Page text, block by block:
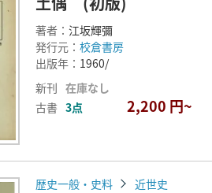
著者： 江坂輝彌
発行元： 校倉書房
出版年： 1960/
新刊 在庫なし
古書 3点 2,200 円~
歴史一般・史料 近世史